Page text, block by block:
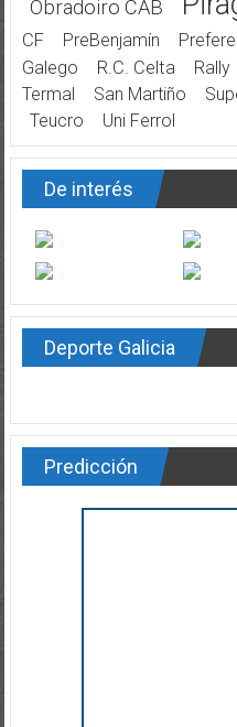
Obradoiro CAB
CF
PreBenjamín
Galego
R.C. Celta Rally
Termal
San Martiño
Teucro
Uni Ferrol
De interés
Deporte Galicia
Predicción